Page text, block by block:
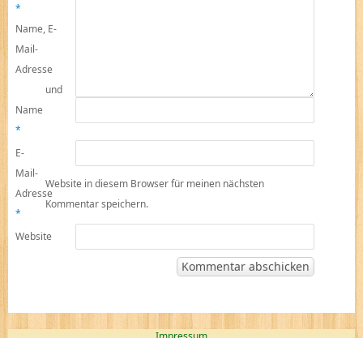
*
Name
*
E-
Mail-
Adresse
*
Website
Name, E-
Mail-
Adresse
und
Website in diesem Browser für meinen nächsten
Kommentar speichern.